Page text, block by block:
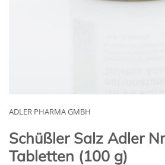
ADLER PHARMA GMBH
Schüßler Salz Adler
Tabletten (100 g)